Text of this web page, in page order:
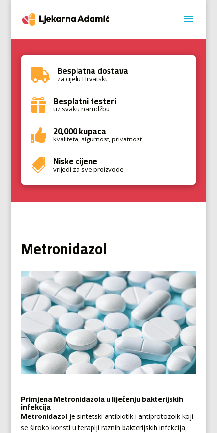
 Besplatna dostava
za cijelu Hrvatsku
 Besplatni testeri
uz svaku narudžbu
 20,000 kupaca
kvaliteta, sigurnost, privatnost
 Niske cijene
vrijedi za sve proizvode
Metronidazol
Primjena Metronidazola u liječenju bakterijskih
infekcija
Metronidazol je sintetski antibiotik i antiprotozoik koji
se široko koristi u terapiji raznih bakterijskih infekcija,